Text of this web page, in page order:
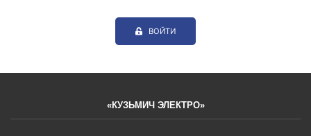
ВОЙТИ
«КУЗЬМИЧ ЭЛЕКТРО»